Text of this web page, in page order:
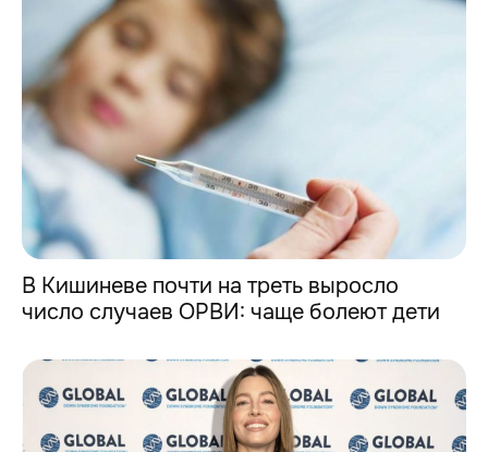
В Кишиневе почти на треть выросло
число случаев ОРВИ: чаще болеют дети